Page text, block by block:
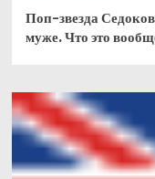
Поп-звезда
муже. Что это